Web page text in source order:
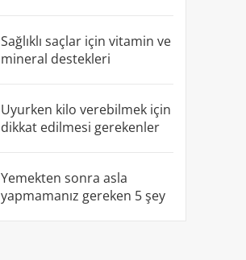
Sağlıklı saçlar için vitamin ve
mineral destekleri
Uyurken kilo verebilmek için
dikkat edilmesi gerekenler
Yemekten sonra asla
yapmamanız gereken 5 şey